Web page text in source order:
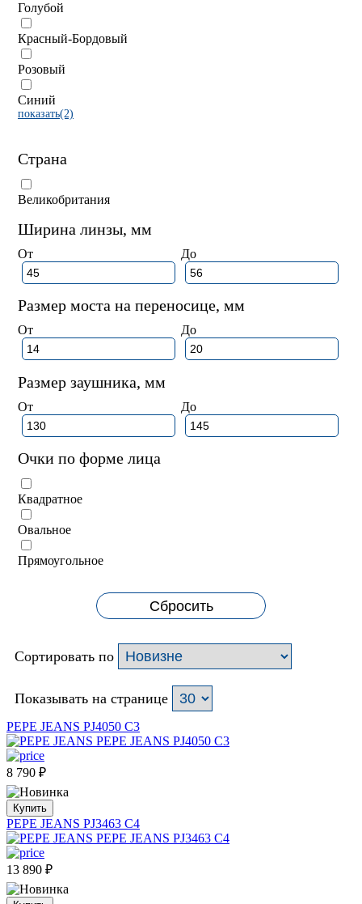
Голубой
Красный-Бордовый
Розовый
Синий
показать(2)
Страна
Великобритания
Ширина линзы, мм
От До
Размер моста на переносице, мм
От До
Размер заушника, мм
От До
Очки по форме лица
Квадратное
Овальное
Прямоугольное
Сбросить
Сортировать по
Показывать на странице
PEPE JEANS PJ4050 C3
8 790 ₽
Купить
PEPE JEANS PJ3463 C4
13 890 ₽